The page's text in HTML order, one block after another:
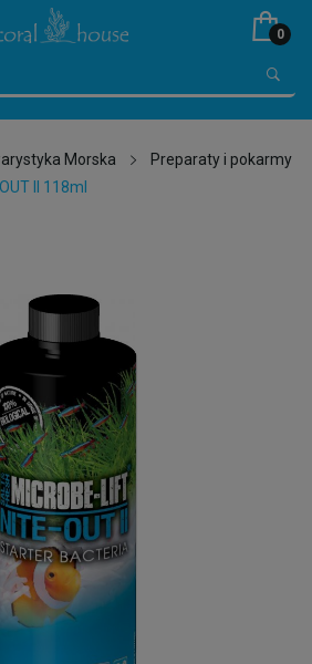
0
Morska
Preparaty i pokarmy
II 118ml